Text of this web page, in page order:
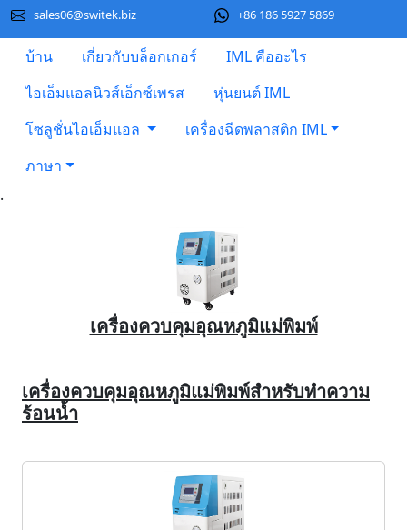
sales06@switek.biz +86 186 5927 5869
บ้าน เกี่ยวกับบล็อกเกอร์
IML คืออะไร
ไอเอ็มแอลนิวส์เอ็กซ์เพรส
หุ่นยนต์ IML
โซลูชั่นไอเอ็มแอล
เครื่องฉีดพลาสติก IML
ภาษา
.
เครื่องควบคุมอุณหภูมิแม่พิมพ์
เครื่องควบคุมอุณหภูมิแม่พิมพ์สำหรับทำความ
ร้อนน้ำ